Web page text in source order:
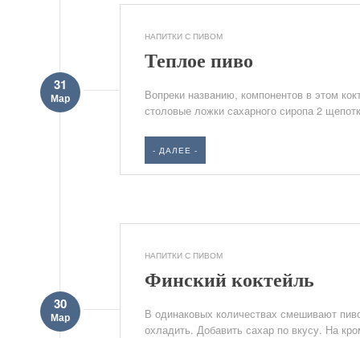
НАПИТКИ С ПИВОМ
Теплое пиво
31
Мар
Вопреки названию, компонентов в этом
столовые ложки сахарного сиропа 2
- ДАЛЕЕ -
НАПИТКИ С ПИВОМ
Финский коктейль
30
Мар
В одинаковых количествах смешивают
охладить. Добавить сахар по вкусу. На